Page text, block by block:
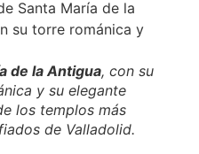
de la Antigua, con su
y su elegante
los templos más
de Valladolid.